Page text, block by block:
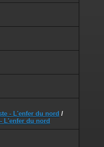
- L'enfer du nord /
L'enfer du nord